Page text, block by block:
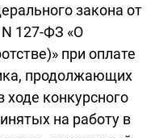
закона от
127-ФЗ «О
при оплате
продолжающих
ходе конкурсного
на работу в